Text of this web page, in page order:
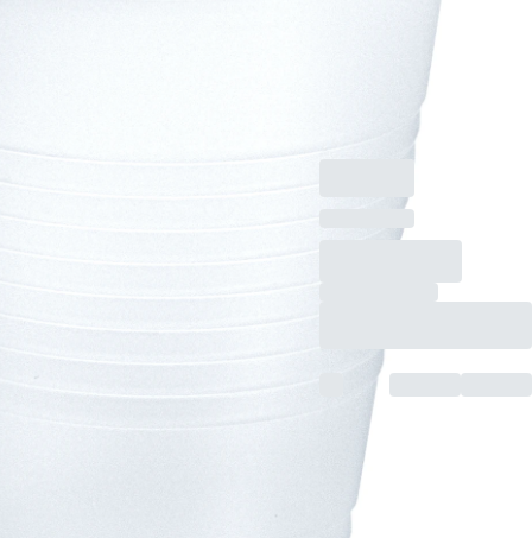
Urin-Becher, max.
Arbeitsvolumen: 148
ml, (ØxH): 73 x 67
mm, weiß, Material: